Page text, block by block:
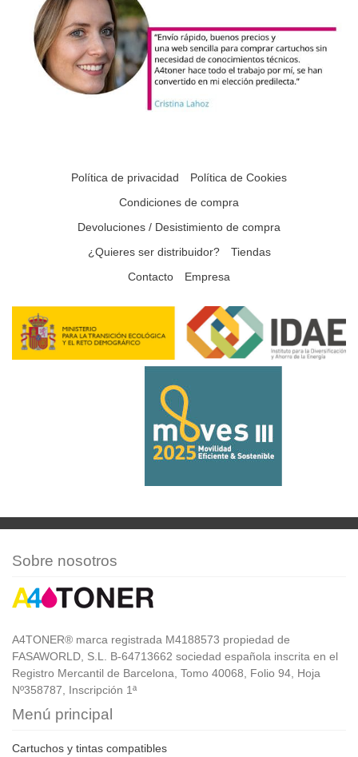
Política de privacidad
Política de Cookies
Condiciones de compra
Devoluciones / Desistimiento de compra
¿Quieres ser distribuidor?
Tiendas
Contacto
Empresa
Sobre nosotros
A4TONER® marca registrada M4188573 propiedad de
FASAWORLD, S.L. B-64713662 sociedad española inscrita en el
Registro Mercantil de Barcelona, Tomo 40068, Folio 94, Hoja
Nº358787, Inscripción 1ª
Menú principal
Cartuchos y tintas compatibles